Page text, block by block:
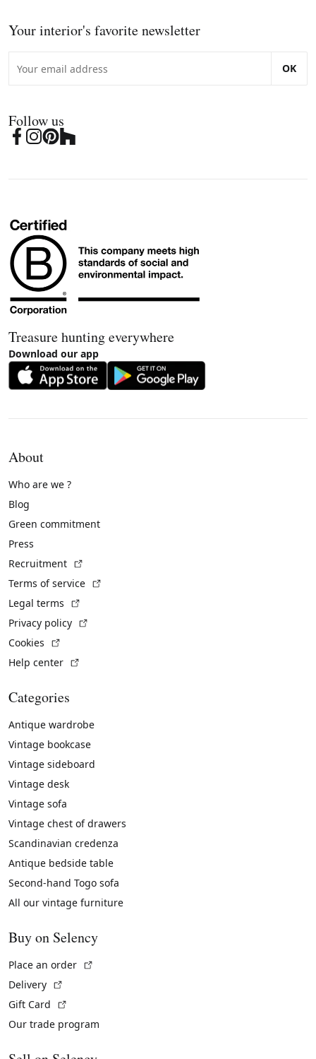
Your interior's favorite newsletter
OK
Follow us
Treasure hunting everywhere
Download our app
About
Who are we ?
Blog
Green commitment
Press
Recruitment
Terms of service
Legal terms
Privacy policy
Cookies
Help center
Categories
Antique wardrobe
Vintage bookcase
Vintage sideboard
Vintage desk
Vintage sofa
Vintage chest of drawers
Scandinavian credenza
Antique bedside table
Second-hand Togo sofa
All our vintage furniture
Buy on Selency
Place an order
Delivery
Gift Card
Our trade program